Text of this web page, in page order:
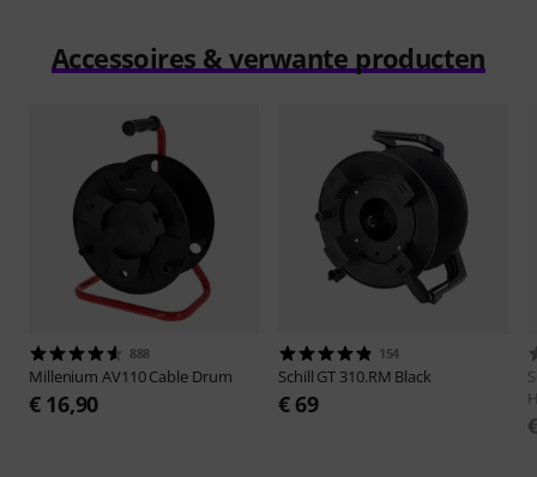
Accessoires & verwante producten
888
Millenium AV110 Cable Drum
€ 16,90
154
Schill GT 310.RM Black
€ 69